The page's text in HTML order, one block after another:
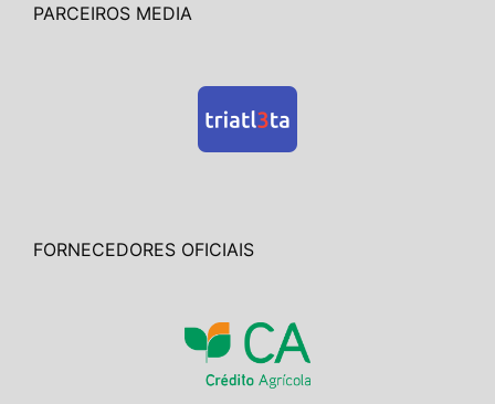
PARCEIROS MEDIA
FORNECEDORES OFICIAIS